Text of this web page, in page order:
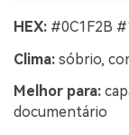
HEX: #0C1F2B
Clima: sóbrio,
Melhor para:
documentário